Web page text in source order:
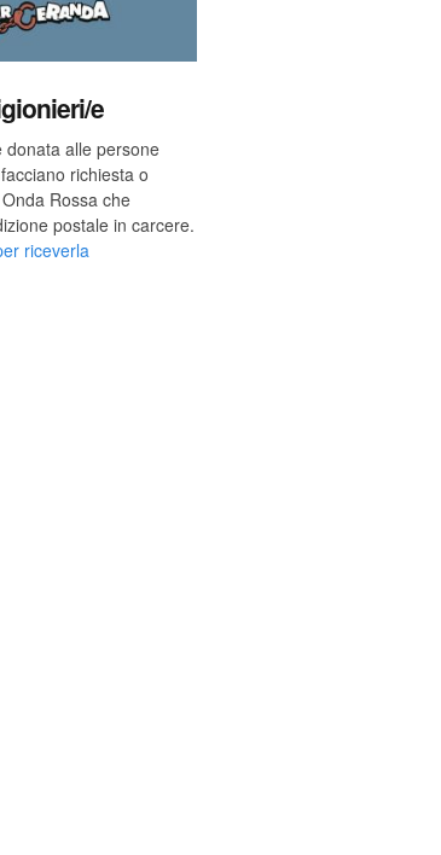
e
donata alle persone
richiesta o
Rossa che
postale in carcere.
riceverla